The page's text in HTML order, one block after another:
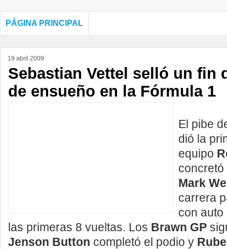
PÁGINA PRINCIPAL
19 abril 2009
Sebastian Vettel selló un fin
de ensueño en la Fórmula 1
El pibe
dió la
equipo
concretó
Mark
carrera
con
las primeras 8 vueltas. Los Brawn GP
Jenson Button completó el podio y